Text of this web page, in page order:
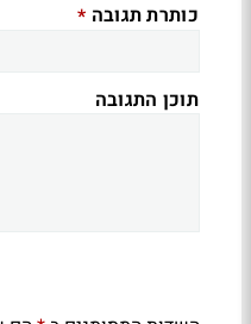
כותרת תגובה *
תוכן התגובה